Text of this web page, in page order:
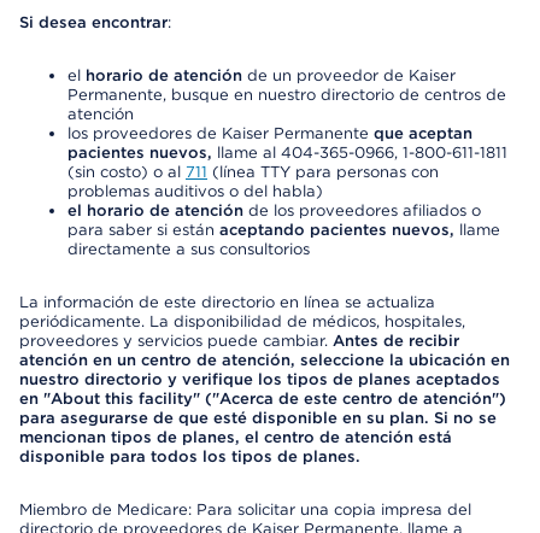
Si desea encontrar:
el horario de atención de un proveedor de Kaiser
Permanente, busque en nuestro directorio de centros de
atención
los proveedores de Kaiser Permanente que aceptan
pacientes nuevos, llame al 404-365-0966, 1-800-611-1811
(sin costo) o al 711 (línea TTY para personas con
problemas auditivos o del habla)
el horario de atención de los proveedores afiliados o
para saber si están aceptando pacientes nuevos, llame
directamente a sus consultorios
La información de este directorio en línea se actualiza
periódicamente. La disponibilidad de médicos, hospitales,
proveedores y servicios puede cambiar. Antes de recibir
atención en un centro de atención, seleccione la ubicación en
nuestro directorio y verifique los tipos de planes aceptados
en "About this facility" ("Acerca de este centro de atención")
para asegurarse de que esté disponible en su plan. Si no se
mencionan tipos de planes, el centro de atención está
disponible para todos los tipos de planes.
Miembro de Medicare: Para solicitar una copia impresa del
directorio de proveedores de Kaiser Permanente, llame a